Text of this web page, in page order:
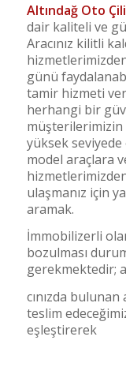
Altındağ Oto
dair kaliteli ve
Aracınız kilitli
günü
tamir hizmeti
herhangi bir
müşterilerimizin
yüksek seviyede
model araçlara
ulaşmanız için
aramak.
İmmobilizerli
bozulması
gerekmektedir;
cınızda bulunan
teslim
eşleştirerek